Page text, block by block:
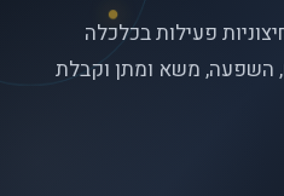
פעילות בכלכלה
השפעה, משא ומתן וקבלת